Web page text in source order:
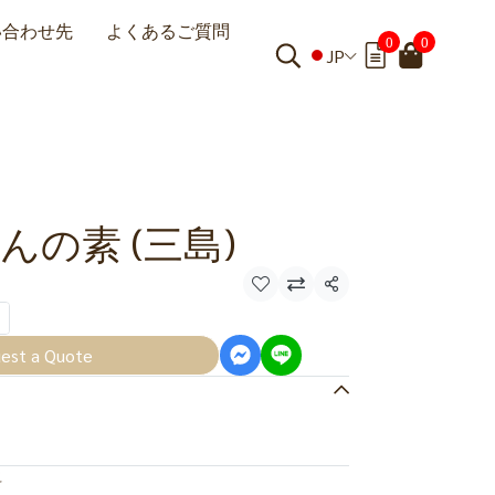
わせ先 よくあるご質問
JP
0 0
の素 (三島)
共有
a Quote